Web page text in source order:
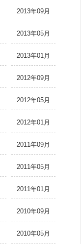
2013年09月
2013年05月
2013年01月
2012年09月
2012年05月
2012年01月
2011年09月
2011年05月
2011年01月
2010年09月
2010年05月